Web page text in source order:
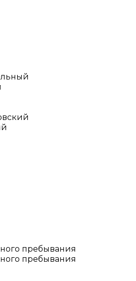
пребывания
пребывания